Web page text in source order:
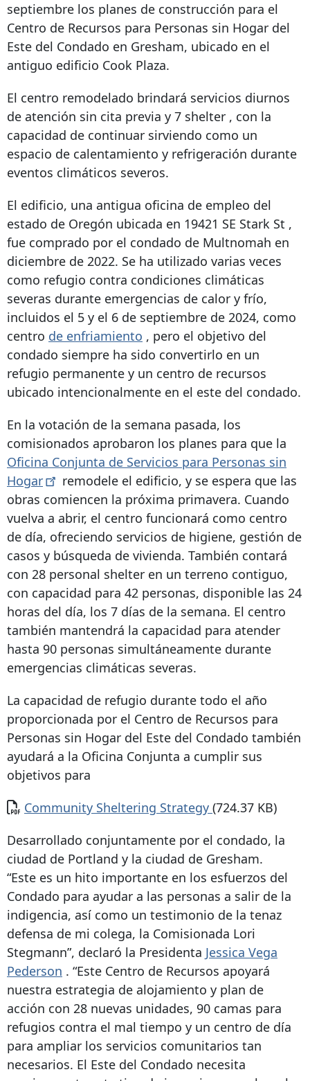
septiembre los planes de construcción para el
Centro de Recursos para Personas sin Hogar del
Este del Condado en Gresham, ubicado en el
antiguo edificio Cook Plaza.
El centro remodelado brindará servicios diurnos
de atención sin cita previa y 7 shelter , con la
capacidad de continuar sirviendo como un
espacio de calentamiento y refrigeración durante
eventos climáticos severos.
El edificio, una antigua oficina de empleo del
estado de Oregón ubicada en 19421 SE Stark St ,
fue comprado por el condado de Multnomah en
diciembre de 2022. Se ha utilizado varias veces
como refugio contra condiciones climáticas
severas durante emergencias de calor y frío,
incluidos el 5 y el 6 de septiembre de 2024, como
centro de enfriamiento , pero el objetivo del
condado siempre ha sido convertirlo en un
refugio permanente y un centro de recursos
ubicado intencionalmente en el este del condado.
En la votación de la semana pasada, los
comisionados aprobaron los planes para que la
Oficina Conjunta de Servicios para Personas sin
Hogar
remodele el edificio, y se espera que las
obras comiencen la próxima primavera. Cuando
vuelva a abrir, el centro funcionará como centro
de día, ofreciendo servicios de higiene, gestión de
casos y búsqueda de vivienda. También contará
con 28 personal shelter en un terreno contiguo,
con capacidad para 42 personas, disponible las 24
horas del día, los 7 días de la semana. El centro
también mantendrá la capacidad para atender
hasta 90 personas simultáneamente durante
emergencias climáticas severas.
La capacidad de refugio durante todo el año
proporcionada por el Centro de Recursos para
Personas sin Hogar del Este del Condado también
ayudará a la Oficina Conjunta a cumplir sus
objetivos para
Documento
Community Sheltering Strategy (724.37 KB)
Desarrollado conjuntamente por el condado, la
ciudad de Portland y la ciudad de Gresham.
“Este es un hito importante en los esfuerzos del
Condado para ayudar a las personas a salir de la
indigencia, así como un testimonio de la tenaz
defensa de mi colega, la Comisionada Lori
Stegmann”, declaró la Presidenta Jessica Vega
Pederson . “Este Centro de Recursos apoyará
nuestra estrategia de alojamiento y plan de
acción con 28 nuevas unidades, 90 camas para
refugios contra el mal tiempo y un centro de día
para ampliar los servicios comunitarios tan
necesarios. El Este del Condado necesita